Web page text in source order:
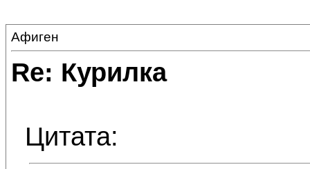
Афиген
Re: Курилка
Цитата: